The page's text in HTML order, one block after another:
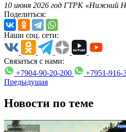
10 июня 2026 год ГТРК «Нижний
Поделиться:
Наши соц. сети:
Связаться с нами:
+7904-90-20-200
+7951-916-
Предыдущая
Новости по теме